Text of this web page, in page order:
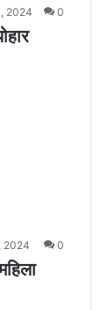
2024 0
2024 0